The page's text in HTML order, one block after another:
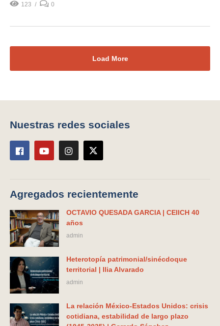
123
0
Load More
Nuestras redes sociales
Agregados recientemente
OCTAVIO QUESADA GARCIA | CEIICH 40
años
admin
Heterotopía patrimonial/sinécdoque
territorial | Ilia Alvarado
admin
La relación México-Estados Unidos: crisis
cotidiana, estabilidad de largo plazo